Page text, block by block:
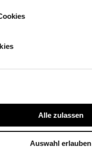
Alle zulassen
Auswahl erlauben